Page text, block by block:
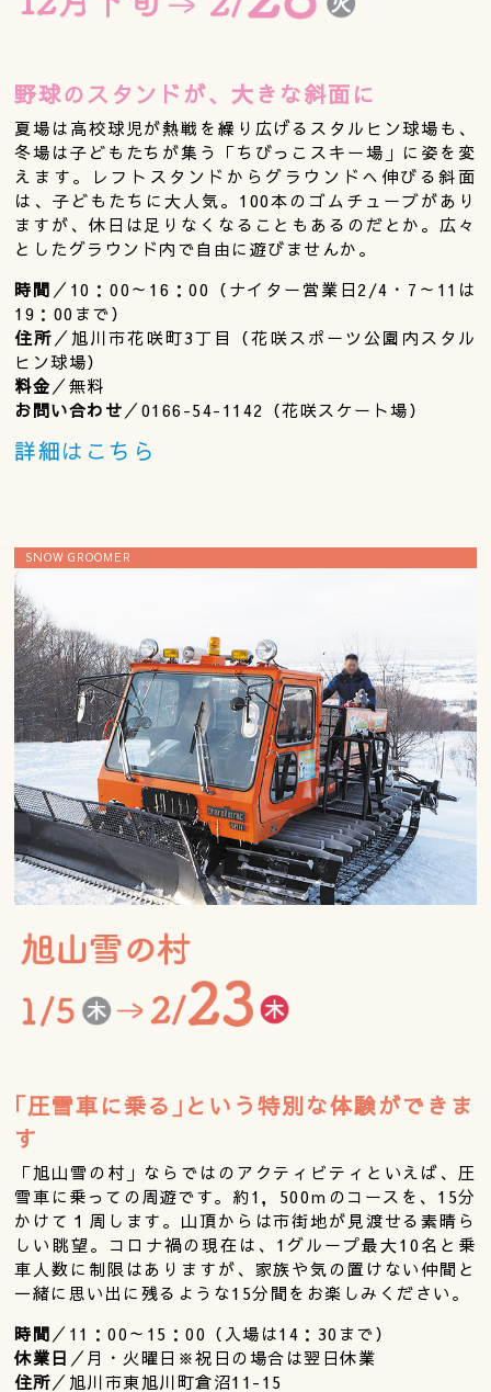
野球のスタンドが、大きな斜面に
夏場は高校球児が熱戦を繰り広げるスタルヒン球場も、
冬場は子どもたちが集う「ちびっこスキー場」に姿を変
えます。レフトスタンドからグラウンドへ伸びる斜面
は、子どもたちに大人気。100本のゴムチューブがあり
ますが、休日は足りなくなることもあるのだとか。広々
としたグラウンド内で自由に遊びませんか。
時間 ／10：00～16：00（ナイター営業日2/4・7～11は
19：00まで）
住所／旭川市花咲町3丁目（花咲スポーツ公園内スタル
ヒン球場）
料金／無料
お問い合わせ／0166-54-1142（花咲スケート場）
詳細はこちら
SNOW GROOMER
｢圧雪車に乗る｣という特別な体験ができま
す
「旭山雪の村」ならではのアクティビティといえば、圧
雪車に乗っての周遊です。約1，500ｍのコースを、15分
かけて１周します。山頂からは市街地が見渡せる素晴ら
しい眺望。コロナ禍の現在は、1グループ最大10名と乗
車人数に制限はありますが、家族や気の置けない仲間と
一緒に思い出に残るような15分間をお楽しみください。
時間／11：00～15：00（入場は14：30まで）
休業日 ／月・火曜日※祝日の場合は翌日休業
住所／旭川市東旭川町倉沼11-15